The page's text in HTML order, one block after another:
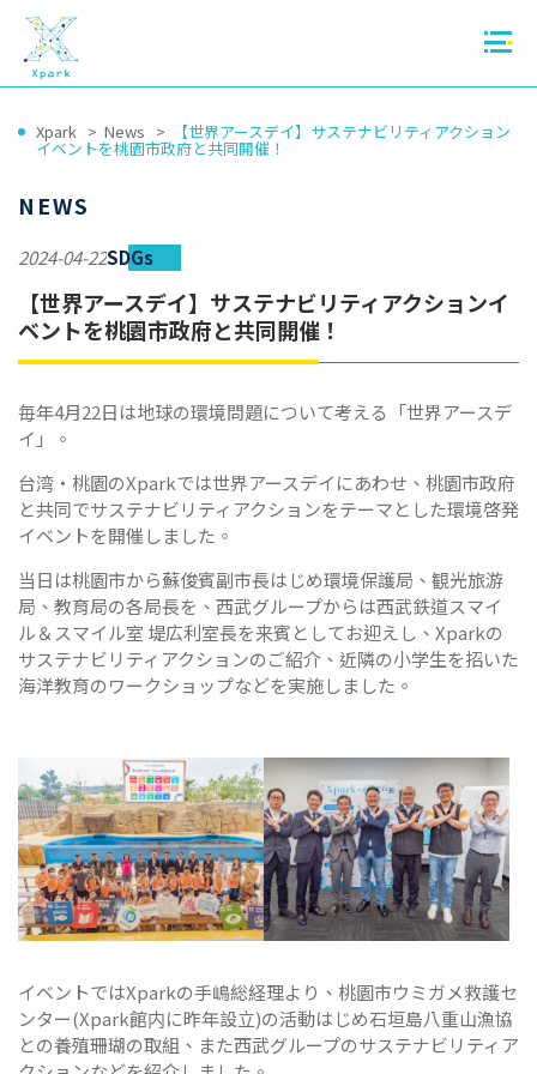
Xpark News 【世界アースデイ】サステナビリティアクション
イベントを桃園市政府と共同開催！
NEWS
2024-04-22SDGs
【世界アースデイ】サステナビリティアクションイ
ベントを桃園市政府と共同開催！
毎年4月22日は地球の環境問題について考える「世界アースデ
イ」。
台湾・桃園のXparkでは世界アースデイにあわせ、桃園市政府
と共同でサステナビリティアクションをテーマとした環境啓発
イベントを開催しました。
当日は桃園市から蘇俊賓副市長はじめ環境保護局、観光旅游
局、教育局の各局長を、西武グループからは西武鉄道スマイ
ル＆スマイル室 堤広利室長を来賓としてお迎えし、Xparkの
サステナビリティアクションのご紹介、近隣の小学生を招いた
海洋教育のワークショップなどを実施しました。
イベントではXparkの手嶋総経理より、桃園市ウミガメ救護セ
ンター(Xpark館内に昨年設立)の活動はじめ石垣島八重山漁協
との養殖珊瑚の取組、また西武グループのサステナビリティア